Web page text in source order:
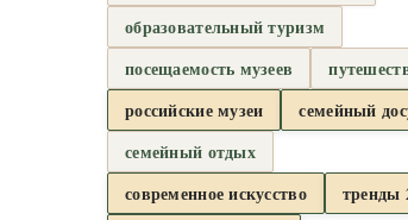
образовательный туризм
посещаемость музеев
российские музеи
семейный
семейный отдых
современное искусство
тренды